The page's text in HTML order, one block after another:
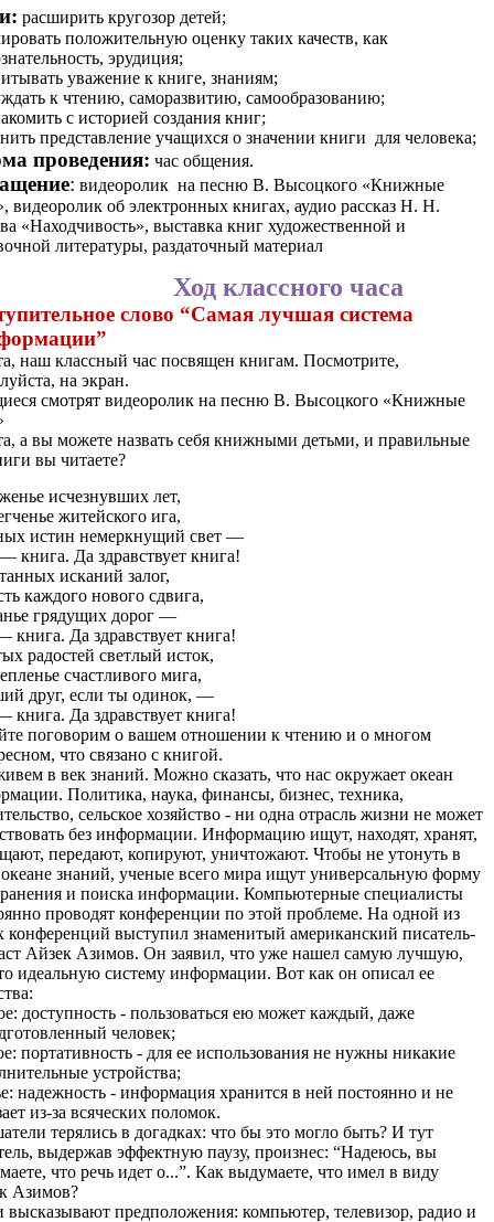
расширить кругозор детей;
положительную оценку таких качеств, как
эрудиция;
уважение к книге, знаниям;
к чтению, саморазвитию, самообразованию;
с историей создания книг;
представление учащихся о значении книги для человека;
проведения: час общения.
: видеоролик на песню В. Высоцкого «Книжные
видеоролик об электронных книгах, аудио рассказ Н. Н.
«Находчивость», выставка книг художественной и
литературы, раздаточный материал
Ход классного часа
слово “Самая лучшая система
наш классный час посвящен книгам. Посмотрите,
на экран.
смотрят видеоролик на песню В. Высоцкого «Книжные
а вы можете назвать себя книжными детьми, и правильные
вы читаете?
исчезнувших лет,
житейского ига,
истин немеркнущий свет —
книга. Да здравствует книга!
исканий залог,
каждого нового сдвига,
грядущих дорог —
книга. Да здравствует книга!
радостей светлый исток,
счастливого мига,
друг, если ты одинок, —
книга. Да здравствует книга!
поговорим о вашем отношении к чтению и о многом
что связано с книгой.
в век знаний. Можно сказать, что нас окружает океан
Политика, наука, финансы, бизнес, техника,
сельское хозяйство - ни одна отрасль жизни не может
без информации. Информацию ищут, находят, хранят,
передают, копируют, уничтожают. Чтобы не утонуть в
знаний, ученые всего мира ищут универсальную форму
и поиска информации. Компьютерные специалисты
проводят конференции по этой проблеме. На одной из
конференций выступил знаменитый американский писатель-
Айзек Азимов. Он заявил, что уже нашел самую лучшую,
идеальную систему информации. Вот как он описал ее
доступность - пользоваться ею может каждый, даже
человек;
портативность - для ее использования не нужны никакие
устройства;
надежность - информация хранится в ней постоянно и не
из-за всяческих поломок.
терялись в догадках: что бы это могло быть? И тут
выдержав эффектную паузу, произнес: “Надеюсь, вы
что речь идет о...”. Как выдумаете, что имел в виду
Азимов?
высказывают предположения: компьютер, телевизор, радио и